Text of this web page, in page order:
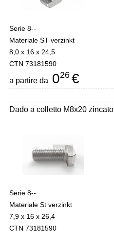
Serie 8--
Materiale ST verzinkt
8,0 x 16 x 24,5
CTN 73181590
a partire da 026 €
Dado a colletto M8x20 zincato
Serie 8--
Materiale St verzinkt
7,9 x 16 x 26,4
CTN 73181590